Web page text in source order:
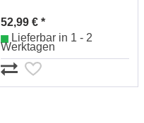
52,99 € *
Lieferbar in 1 - 2
Werktagen